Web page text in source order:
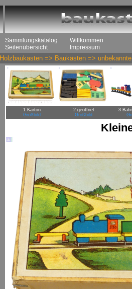
Sammlungskatalog
Seitenübersicht
Willkommen
Impressum
Holzbaukasten => Baukästen =>
1 Karton
Großbild
2 geöffnet
Großbild
3